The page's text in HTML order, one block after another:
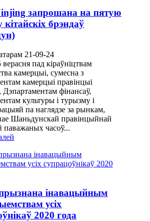
запрошана на пятую
кітайскіх брэндаў
21-09-24
пад кіраўніцтвам
камерцыі, сумесна з
камерцыі правінцыі
фінансаў,
культуры і турызму і
па наглядзе за рынкам,
Шаньдунскай правінцыйнай
паважаных часоў...
інавацыйным
усіх
2020 года